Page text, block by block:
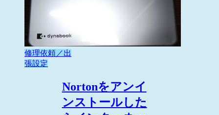
修理依頼／出
張設定
Nortonをアンイ
ンストールした